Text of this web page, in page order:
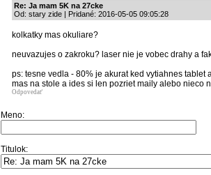
Re: Ja mam 5K na 27cke
Od: stary zide | Pridané: 2016-05-05 09:05:28
kolkatky mas okuliare?
neuvazujes o zakroku? laser nie je vobec drahy a
ps: tesne vedla - 80% je akurat ked vytiahnes tablet
mas na stole a ides si len pozriet maily alebo nieco
Odpovedať
Meno:
Titulok: